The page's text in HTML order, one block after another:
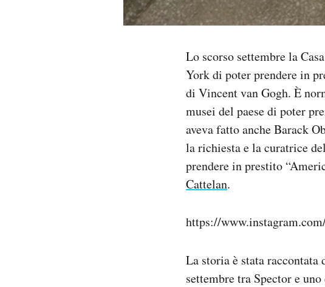
Hai bisogno di aiuto?
Lo scorso settembre la
York di poter prendere in
di Vincent van Gogh. È
musei del paese di poter
aveva fatto anche Barack
la richiesta e la curatrice
prendere in prestito
Cattelan.
https://
La storia è stata raccontata
settembre tra Spector e